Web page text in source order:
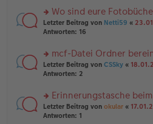
tr
a
g
e
n
er
tr
a
g
n
g
el
e
n
er
tr
a
g
rs
te
n
g
el
e
n
er
Wo sind eure
Letzter Beitrag von Netti59 «
Antworten: 16
rs
te
n
g
el
mcf-Datei Ordner
Letzter Beitrag von CSSky «
Antworten: 2
rs
te
Erinnerungstasche
Letzter Beitrag von okular «
Antworten: 1